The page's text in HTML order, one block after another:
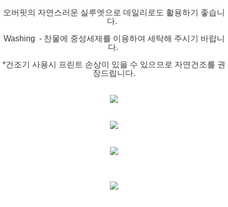
오버핏의 자연스러운 실루엣으로 데일리로도 활용하기 좋습니
다.
Washing - 찬물에 중성세제를 이용하여 세탁해 주시기 바랍니
다.
*건조기 사용시 프린트 손상이 있을 수 있으므로 자연건조를 권
장드립니다.